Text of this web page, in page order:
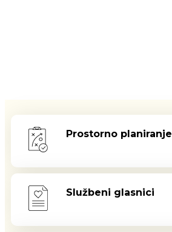
Prostorno planiranje
Službeni glasnici